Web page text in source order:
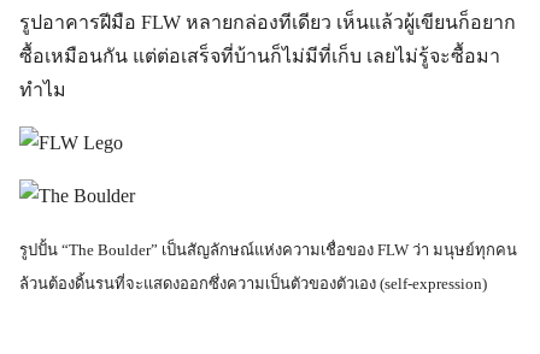
รูปอาคารฝีมือ FLW หลายกล่องทีเดียว เห็นแล้วผู้เขียนก็อยาก
ซื้อเหมือนกัน แต่ต่อเสร็จที่บ้านก็ไม่มีที่เก็บ เลยไม่รู้จะซื้อมา
ทำไม
รูปปั้น “The Boulder” เป็นสัญลักษณ์แห่งความเชื่อของ FLW ว่า มนุษย์ทุกคน
ล้วนต้องดิ้นรนที่จะแสดงออกซึ่งความเป็นตัวของตัวเอง (self-expression)